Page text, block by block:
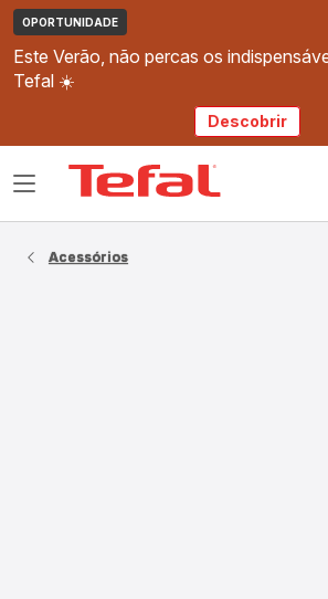
OPORTUNIDADE
Este Verão, não percas os
Tefal ☀️
Descobrir
Tefal
Abrir
Acessórios